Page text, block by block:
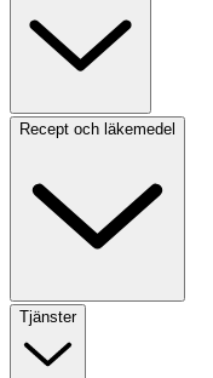
Recept och läkemedel
Tjänster